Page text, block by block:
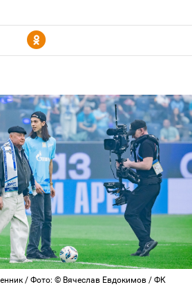
Y
/ Фото: © Вячеслав Евдокимов / ФК